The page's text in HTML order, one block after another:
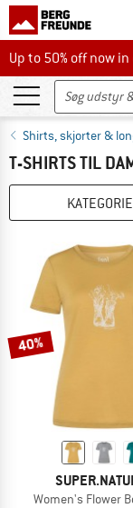
Up to 50% off now in
Up to 50% off now
Shirts, skjorter &
T-SHIRTS TIL
40%
Women's Flower